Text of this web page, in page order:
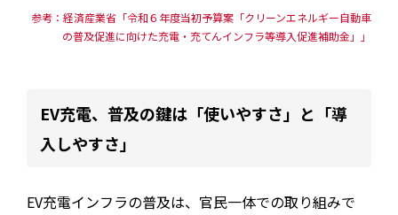
参考：経済産業省「令和６年度当初予算案「クリーンエネルギー自動車
の普及促進に向けた充電・充てんインフラ等導入促進補助金」」
EV充電、普及の鍵は「使いやすさ」と「導
入しやすさ」
EV充電インフラの普及は、官民一体での取り組みで